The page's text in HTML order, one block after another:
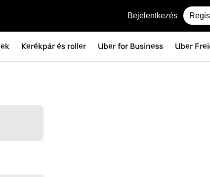
Bejelentkezés
Kerékpár és roller Uber for Business Uber